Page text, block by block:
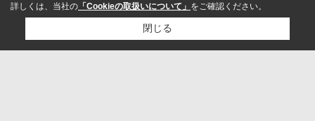
詳しくは、当社の 「Cookieの取扱いについて」 をご確認ください。
閉じる